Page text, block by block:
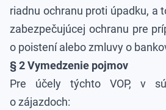
riadnu ochranu proti úpadku, a
zabezpečujúcej ochranu pre
o poistení alebo zmluvy o
§ 2 Vymedzenie pojmov
Pre účely týchto VOP, v
o zájazdoch: